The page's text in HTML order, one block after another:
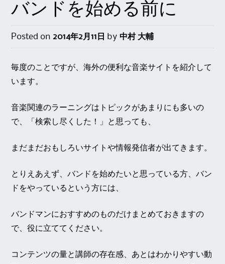
バンドを始める前に
Posted on 2014年2月11日 by中村 大輔
毎度のことですが、海外の便利な音楽サイトを紹介して
います。
音楽関連のラーニングはトピックがあまりにも多いの
で、「検索し尽くした！」と思っても、
まだまだおもしろいサイトや情報発信者が出てきます。
とりえあえず、バンドを始めたいと思っている方、バン
ドをやっているという方には、
バンドマンにおすすめのものだけまとめておきますの
で、役に立ててください。
コンテンツの量と講師の存在感、あとはわかりやすい動